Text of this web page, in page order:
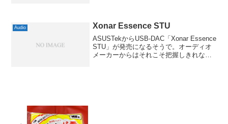
ますが、こ...
Audio Xonar Essence STU
ASUSTekからUSB-DAC「Xonar Essence
STU」が発売になるそうで。オーディオ
メーカーからはそれこそ把握しきれない